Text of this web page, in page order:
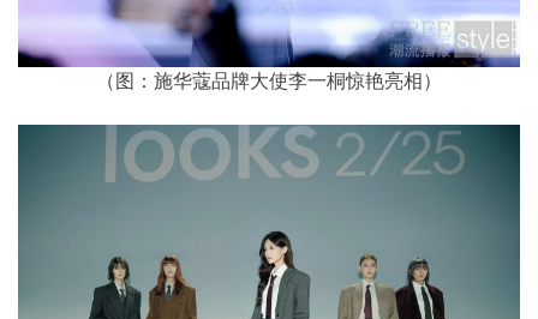
（图：施华蔻品牌大使李一桐惊艳亮相）